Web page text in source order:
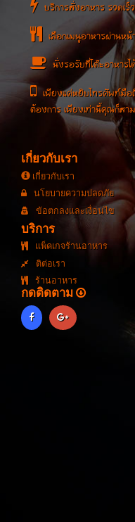
บริการสั่งอาหาร รวดเร็
เลือกเมนูอาหารผ่านห
นั่งรอรับที่โต๊ะอาหาร
เพียงแค่หยิบโทรศัพท์มือ
ต้องการ เพียงเท่านี้คุณก็สา
เกี่ยวกับเรา
เกี่ยวกับเรา
นโยบายความปลดภัย
ข้อตกลงและเงื่อนไข
บริการ
แพ็คเกจร้านอาหาร
ติต่อเรา
ร้านอาหาร
กดติดตาม